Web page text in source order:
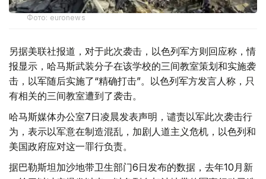
Фото: euronews
另据美联社报道，对于此次袭击，以色列军方则回应称，情
报显示，哈马斯武装分子在该学校的三间教室策划和实施袭
击，以军随后实施了“精确打击”。以色列军方发言人称，只
有相关的三间教室遭到了袭击。
哈马斯媒体办公室7日凌晨发表声明，谴责以军此次袭击行
为，表示以军意在制造混乱，加剧人道主义危机，以色列和
美国政府应对这一罪行负责。
据巴勒斯坦加沙地带卫生部门6日发布的数据，去年10月新